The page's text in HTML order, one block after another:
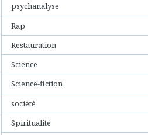
psychanalyse
Rap
Restauration
Science
Science-fiction
société
Spiritualité